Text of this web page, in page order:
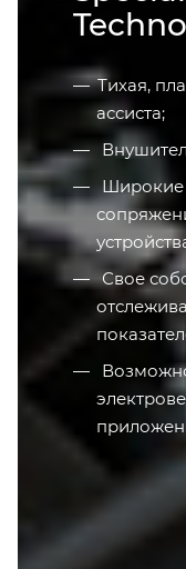
Тихая,
ассиста;
Широкие
Свое